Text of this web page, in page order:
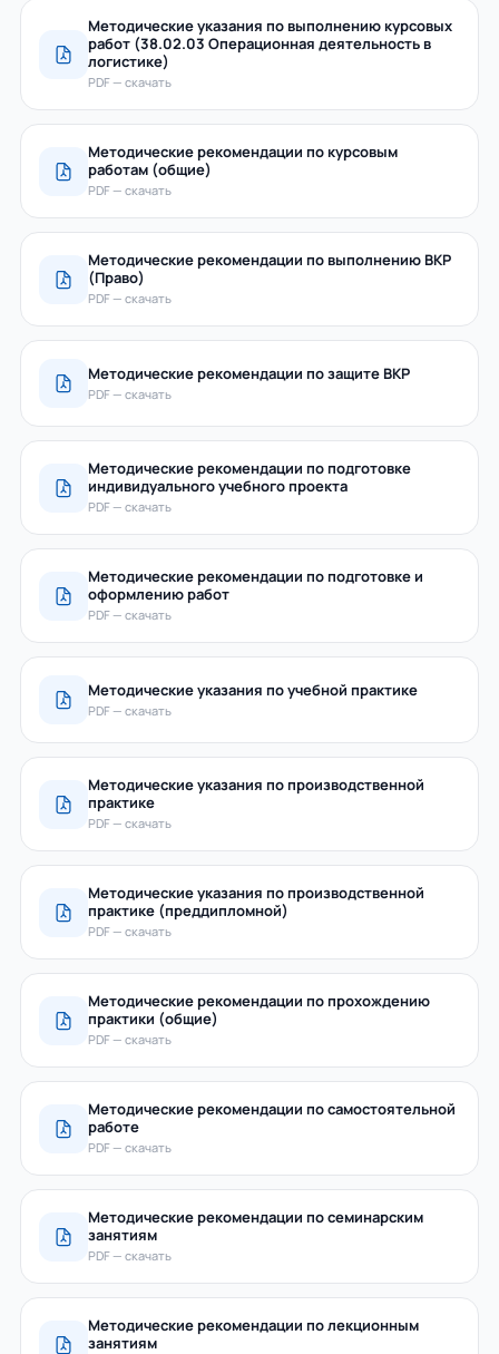
Методические указания по выполнению курсовых
работ (38.02.03 Операционная деятельность в
логистике)
PDF — скачать
Методические рекомендации по курсовым
работам (общие)
PDF — скачать
Методические рекомендации по выполнению ВКР
(Право)
PDF — скачать
Методические рекомендации по защите ВКР
PDF — скачать
Методические рекомендации по подготовке
индивидуального учебного проекта
PDF — скачать
Методические рекомендации по подготовке и
оформлению работ
PDF — скачать
Методические указания по учебной практике
PDF — скачать
Методические указания по производственной
практике
PDF — скачать
Методические указания по производственной
практике (преддипломной)
PDF — скачать
Методические рекомендации по прохождению
практики (общие)
PDF — скачать
Методические рекомендации по самостоятельной
работе
PDF — скачать
Методические рекомендации по семинарским
занятиям
PDF — скачать
Методические рекомендации по лекционным
занятиям